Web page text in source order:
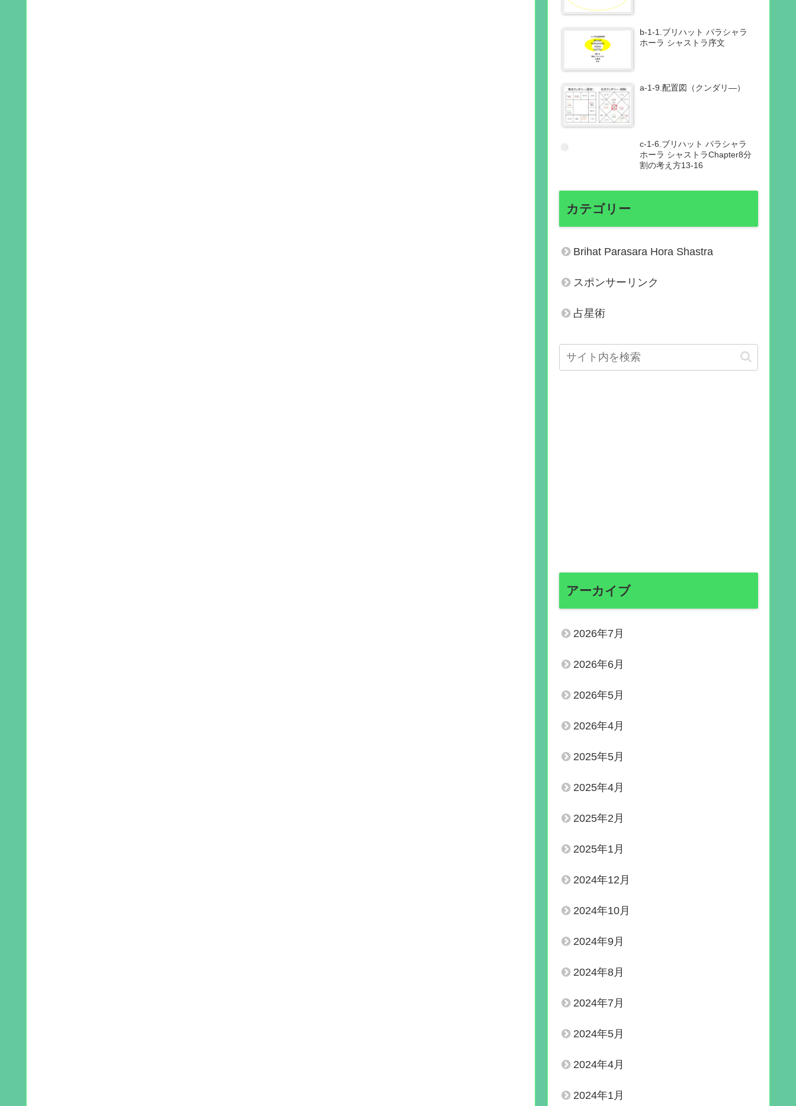
b-1-1.ブリハット パラシャラ
ホーラ シャストラ序文
a-1-9.配置図（クンダリ―）
c-1-6.ブリハット パラシャラ
ホーラ シャストラChapter8分
割の考え方13-16
カテゴリー
Brihat Parasara Hora Shastra
スポンサーリンク
占星術
アーカイブ
2026年7月
2026年6月
2026年5月
2026年4月
2025年5月
2025年4月
2025年2月
2025年1月
2024年12月
2024年10月
2024年9月
2024年8月
2024年7月
2024年5月
2024年4月
2024年1月